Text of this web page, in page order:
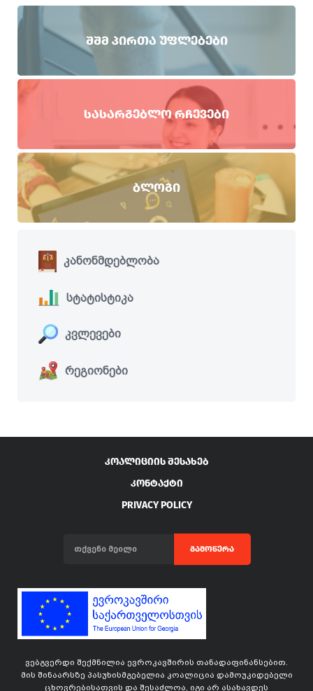
ᲨᲨᲛ ᲞᲘᲠᲗᲐ ᲣᲤᲚᲔᲑᲔᲑᲘ
ᲡᲐᲡᲐᲠᲒᲔᲑᲚᲝ ᲠᲩᲔᲕᲔᲑᲘ
ᲑᲚᲝᲒᲘ
კანონმდებლობა
სტატისტიკა
კვლევები
რეგიონები
ᲙᲝᲐᲚᲘᲪᲘᲘᲡ ᲨᲔᲡᲐᲮᲔᲑ
ᲙᲝᲜᲢᲐᲥᲢᲘ
PRIVACY POLICY
ᲒᲐᲛᲝᲬᲔᲠᲐ
ვებგვერდი შექმნილია ევროკავშირის თანადაფინანსებით.
მის შინაარსზე პასუხისმგებელია კოალიცია დამოუკიდებელი
ცხოვრებისათვის და შესაძლოა, იგი არ ასახავდეს